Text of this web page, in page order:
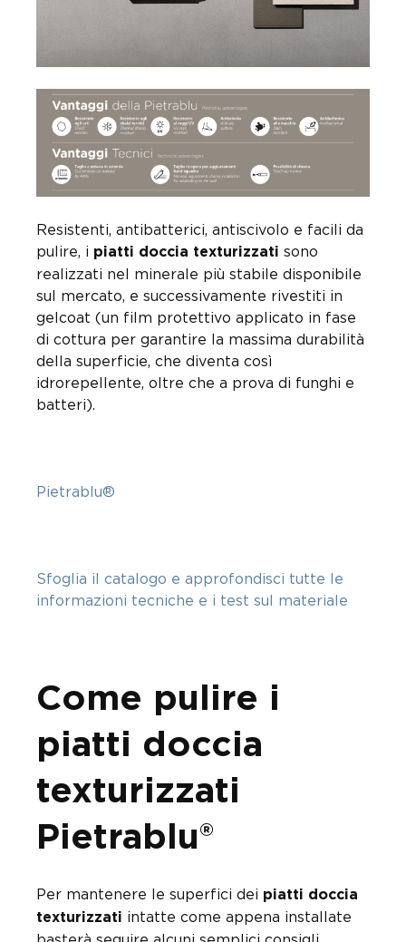
Resistenti, antibatterici, antiscivolo e facili da
pulire, i piatti doccia texturizzati sono
realizzati nel minerale più stabile disponibile
sul mercato, e successivamente rivestiti in
gelcoat (un film protettivo applicato in fase
di cottura per garantire la massima durabilità
della superficie, che diventa così
idrorepellente, oltre che a prova di funghi e
batteri).
Pietrablu®
Sfoglia il catalogo e approfondisci tutte le
informazioni tecniche e i test sul materiale
Come pulire i
piatti doccia
texturizzati
Pietrablu®
Per mantenere le superfici dei piatti doccia
texturizzati intatte come appena installate